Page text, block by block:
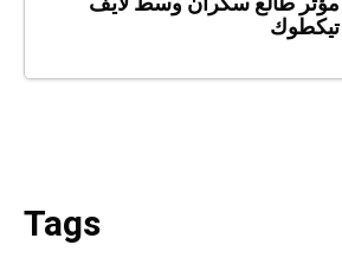
تيكطوك
Tags